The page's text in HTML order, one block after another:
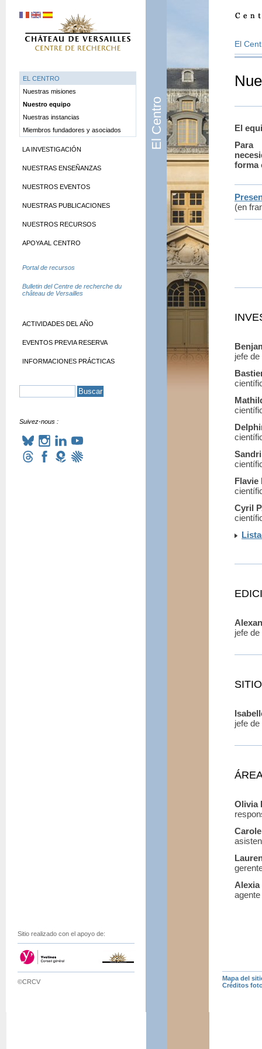
El Centro
El
El
Para
forma
(en
jefe
Flavie
Cyril
jefe
jefe
Olivia
Alexia
EL CENTRO
Nuestras misiones
Nuestro equipo
Nuestras instancias
Miembros fundadores y asociados
LA INVESTIGACIÓN
NUESTRAS ENSEÑANZAS
NUESTROS EVENTOS
NUESTRAS PUBLICACIONES
NUESTROS RECURSOS
APOYA AL CENTRO
Portal de recursos
Bulletin del Centre de recherche du
château de Versailles
ACTIVIDADES DEL AÑO
EVENTOS PREVIA RESERVA
INFORMACIONES PRÁCTICAS
Suivez-nous :
Sitio realizado con el apoyo de:
©CRCV
Mapa del
Créditos